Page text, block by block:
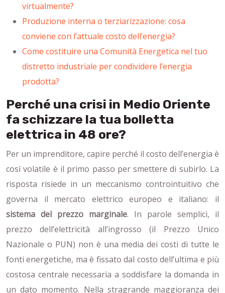
virtualmente?
Produzione interna o terziarizzazione: cosa
conviene con l’attuale costo dell’energia?
Come costituire una Comunità Energetica nel tuo
distretto industriale per condividere l’energia
prodotta?
Perché una crisi in Medio Oriente
fa schizzare la tua bolletta
elettrica in 48 ore?
Per un imprenditore, capire perché il costo dell’energia è
così volatile è il primo passo per smettere di subirlo. La
risposta risiede in un meccanismo controintuitivo che
governa il mercato elettrico europeo e italiano: il
sistema del prezzo marginale. In parole semplici, il
prezzo dell’elettricità all’ingrosso (il Prezzo Unico
Nazionale o PUN) non è una media dei costi di tutte le
fonti energetiche, ma è fissato dal costo dell’ultima e più
costosa centrale necessaria a soddisfare la domanda in
un dato momento. Nella stragrande maggioranza dei